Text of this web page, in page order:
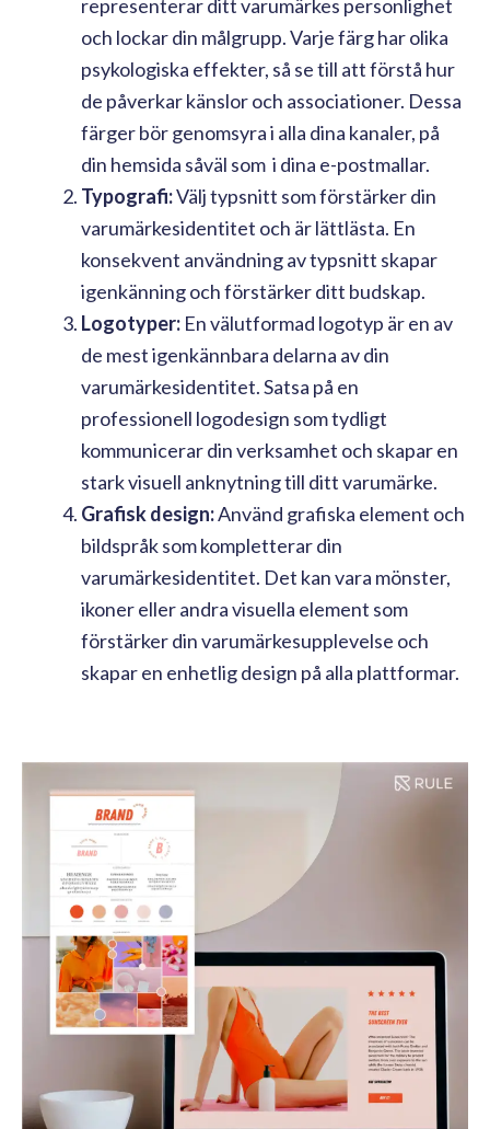
representerar ditt varumärkes personlighet
och lockar din målgrupp. Varje färg har olika
psykologiska effekter, så se till att förstå hur
de påverkar känslor och associationer. Dessa
färger bör genomsyra i alla dina kanaler, på
din hemsida såväl som i dina e-postmallar.
Typografi:Välj typsnitt som förstärker din
varumärkesidentitet och är lättlästa. En
konsekvent användning av typsnitt skapar
igenkänning och förstärker ditt budskap.
Logotyper: En välutformad logotyp är en av
de mest igenkännbara delarna av din
varumärkesidentitet. Satsa på en
professionell logodesign som tydligt
kommunicerar din verksamhet och skapar en
stark visuell anknytning till ditt varumärke.
Grafisk design:Använd grafiska element och
bildspråk som kompletterar din
varumärkesidentitet. Det kan vara mönster,
ikoner eller andra visuella element som
förstärker din varumärkesupplevelse och
skapar en enhetlig design på alla plattformar.